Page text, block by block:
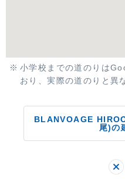
小学校までの道のりは
おり、実際の道のりと異
BLANVOAGE
尾)の